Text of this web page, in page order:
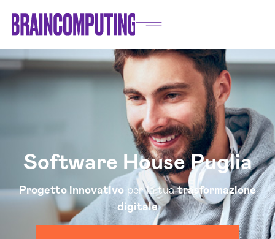
Software House Puglia
Progetto innovativo per la tuatrasformazione
digitale